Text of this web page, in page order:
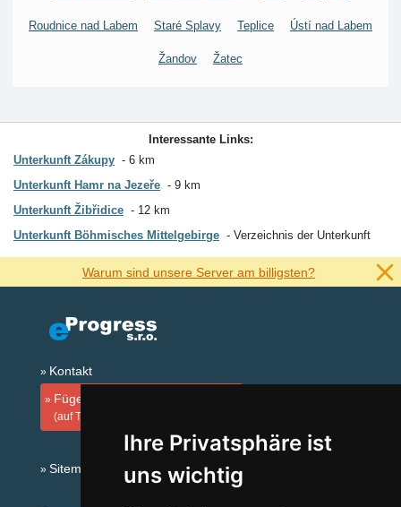
Ihre Privatsphäre ist
uns wichtig
Roudnice nad Labem Staré Splavy Teplice Ústí nad Labem
Žandov Žatec
Interessante Links:
Unterkunft Zákupy
6 km
Unterkunft Hamr na Jezeře
9 km
Unterkunft Žibřidice
12 km
Unterkunft Böhmisches Mittelgebirge
Verzeichnis der Unterkunft
Warum sind unsere Server am billigsten?
Kontakt
Fügen Sie Ihre Unterkunft hinzu
(auf Tschechisch)
Sitemap